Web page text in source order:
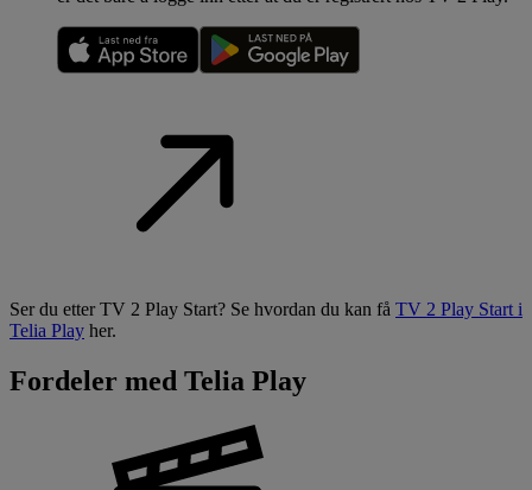
Ser du etter TV 2 Play Start? Se hvordan du kan få TV 2 Play Start i
Telia Play her.
Fordeler med Telia Play